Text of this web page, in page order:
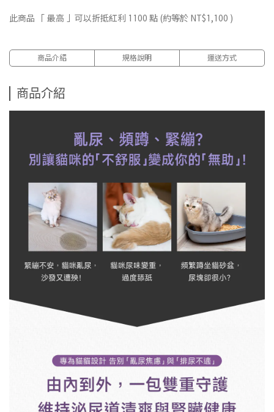
此商品 「 最高 」可以折抵紅利 1100 點 (約等於 NT$1,100 )
商品介紹 規格說明 運送方式
商品介紹